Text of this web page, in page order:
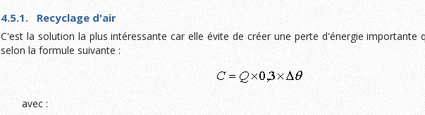
4.5.1. Recyclage d'air
C'est la solution la plus intéressante car elle évite de créer une perte d'énergie importante
selon la formule suivante :
avec :